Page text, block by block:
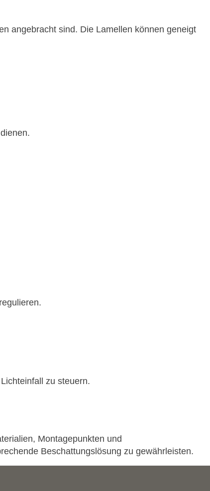
angebracht sind. Die Lamellen können geneigt
zu steuern.
Montagepunkten und
Beschattungslösung zu gewährleisten.